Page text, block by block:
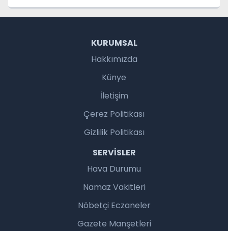
KURUMSAL
Hakkımızda
Künye
İletişim
Çerez Politikası
Gizlilik Politikası
SERVISLER
Hava Durumu
Namaz Vakitleri
Nöbetçi Eczaneler
Gazete Manşetleri